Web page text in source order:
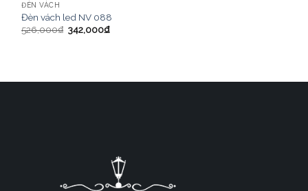
ĐÈN VÁCH
Đèn vách led NV 088
526,000₫ 342,000₫